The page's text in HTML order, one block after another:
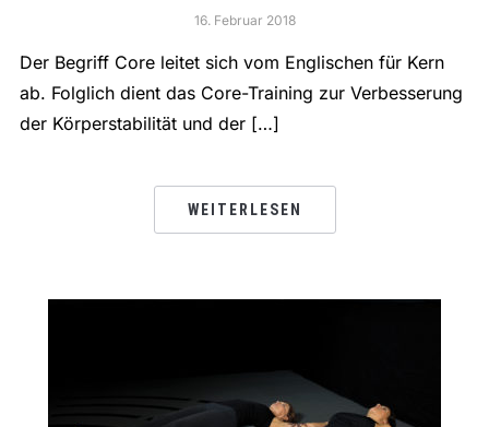
16. Februar 2018
Der Begriff Core leitet sich vom Englischen für Kern
ab. Folglich dient das Core-Training zur Verbesserung
der Körperstabilität und der […]
WEITERLESEN